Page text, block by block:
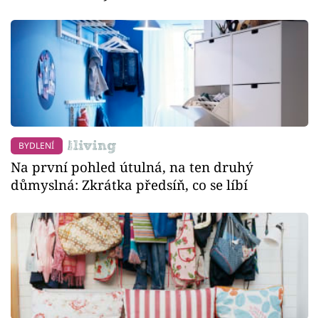
BYDLENÍ
Na první pohled útulná, na ten druhý
důmyslná: Zkrátka předsíň, co se líbí